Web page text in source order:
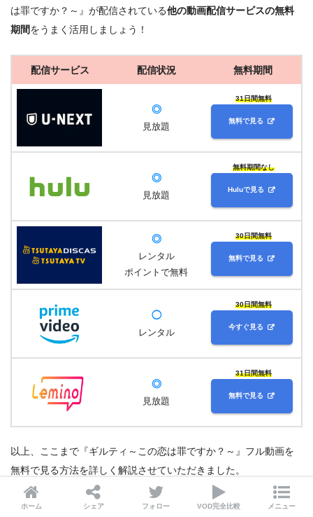
は罪ですか？～』が配信されている他の動画配信サービスの無料
期間をうまく活用しましょう！
配信サービス 配信状況 無料期間
◎
見放題
31日間無料
無料で見る
◎
見放題
無料期間なし
Huluで見る
◎
レンタル
ポイントで無料
30日間無料
無料で見る
◯
レンタル
30日間無料
今すぐ見る
◎
見放題
31日間無料
無料で見る
以上、ここまで『ギルティ～この恋は罪ですか？～』フル動画を
無料で見る方法を詳しく解説させていただきました。
ぜひ、無料期間たっぷりとお楽しみくださいね！
ホーム シェア フォロー VOD完全比較 メニュー